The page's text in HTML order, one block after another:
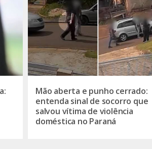
Mão aberta e punho cerrado:
entenda sinal de socorro que
salvou vítima de violência
doméstica no Paraná